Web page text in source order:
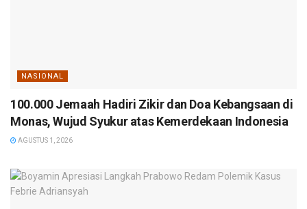
NASIONAL
100.000 Jemaah Hadiri Zikir dan Doa Kebangsaan di
Monas, Wujud Syukur atas Kemerdekaan Indonesia
AGUSTUS 1, 2026